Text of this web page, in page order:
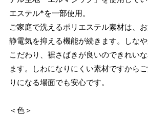
エステル*を一部使用。
ご家庭で洗えるポリエステル素材は、
静電気を抑える機能が続きます。しな
こだわり、裾さばきが良いのできれい
ます。しわになりにくい素材ですから
りになる場面でも安心です。
＜色＞